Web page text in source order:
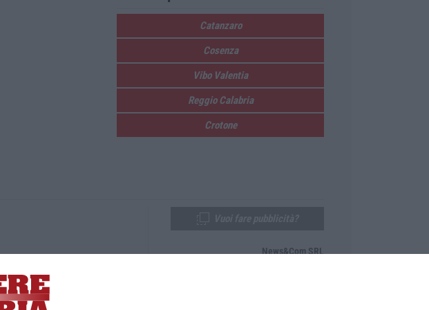
Catanzaro
Cosenza
Vibo Valentia
Reggio Calabria
Crotone
News&Com SRL